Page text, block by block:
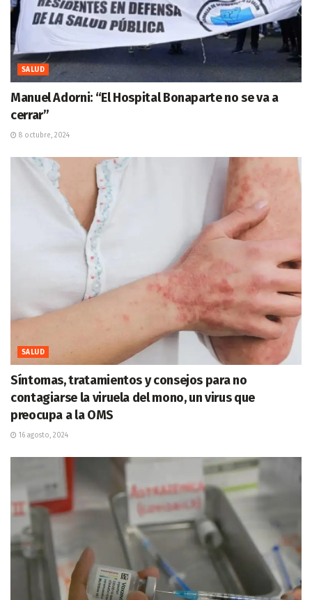
SALUD
Manuel Adorni: “El Hospital Bonaparte no se va a
cerrar”
8 octubre, 2024
SALUD
Síntomas, tratamientos y consejos para no
contagiarse la viruela del mono, un virus que
preocupa a la OMS
16 agosto, 2024